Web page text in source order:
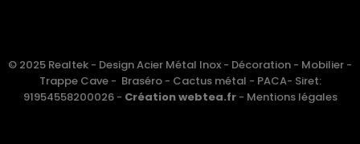
© 2025 Realtek - Design Acier Métal Inox - Décoration - Mobilier -
Trappe Cave - Braséro - Cactus métal - PACA- Siret:
91954558200026 - Création webtea.fr- Mentions légales